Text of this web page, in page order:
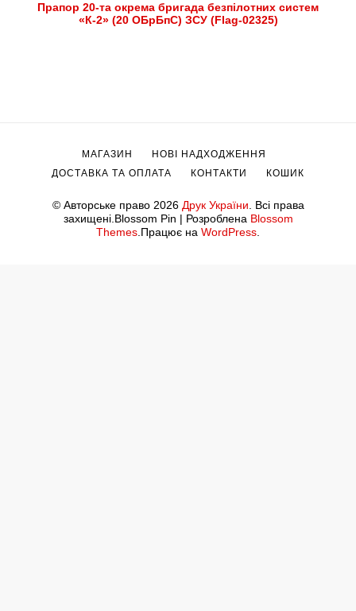
Прапор 20-та окрема бригада безпілотних систем
«К-2» (20 ОБрБпС) ЗСУ (Flag-02325)
© Авторське право 2026 Друк України . Всі права
захищені. Blossom Pin | Розроблена Blossom
Themes .Працює на WordPress
МАГАЗИН
НОВІ НАДХОДЖЕННЯ
ДОСТАВКА ТА ОПЛАТА
КОНТАКТИ КОШИК